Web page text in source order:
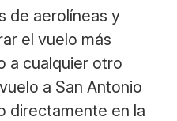
de aerolíneas y
el vuelo más
a cualquier otro
a San Antonio
directamente en la